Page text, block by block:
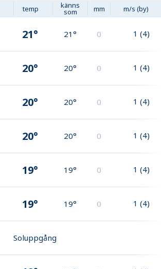
temp känns
som mm m/s (by)
21° 21° 0 1 (4)
20° 20° 0 1 (4)
20° 20° 0 1 (4)
20° 20° 0 1 (4)
19° 19° 0 1 (4)
19° 19° 0 1 (4)
Soluppgång